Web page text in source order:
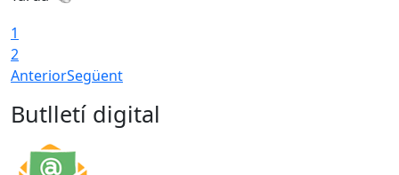
1
2
AnteriorSegüent
Butlletí digital